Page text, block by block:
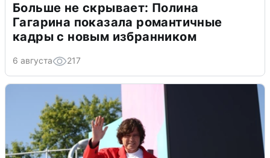
Больше не скрывает: Полина
Гагарина показала романтичные
кадры с новым избранником
6 августа 217